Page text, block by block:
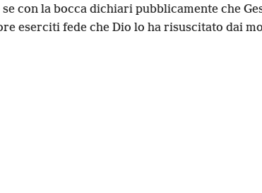
con la bocca dichiari pubblicamente che
eserciti fede che Dio lo ha risuscitato dai